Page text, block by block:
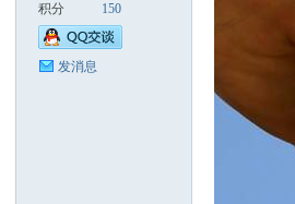
积分 150
发消息